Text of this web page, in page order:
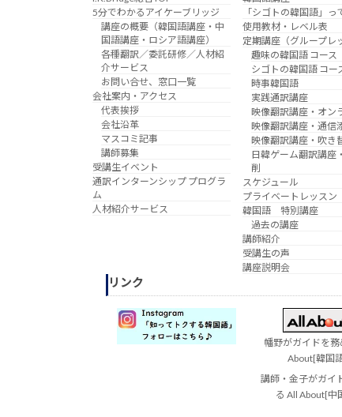
5分でわかるアイケーブリッジ
講座の概要（韓国語講座・中
国語講座・ロシア語講座）
各種翻訳／委託研修／人材紹
介サービス
お問い合せ、窓口一覧
会社案内・アクセス
代表挨拶
会社沿革
マスコミ記事
講師募集
受講生イベント
通訳インターンシップ プログラ
ム
人材紹介サービス
「シゴトの韓国語」っ
使用教材・レベル表
定期講座（グループレ
趣味の韓国語 コース
シゴトの韓国語 コー
時事韓国語
実践通訳講座
映像翻訳講座・オン
映像翻訳講座・通信
映像翻訳講座・吹き
日韓ゲーム翻訳講座
削
スケジュール
プライベートレッスン
韓国語 特別講座
過去の講座
講師紹介
受講生の声
講座説明会
リンク
幡野がガイドを務
About[韓国
講師・金子がガイ
る All About[中